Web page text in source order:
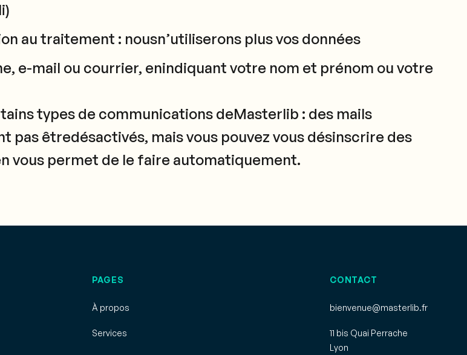
au traitement : nousn’utiliserons plus vos données
e-mail ou courrier, enindiquant votre nom et prénom ou votre
types de communications deMasterlib : des mails
êtredésactivés, mais vous pouvez vous désinscrire des
vous permet de le faire automatiquement.
PAGES
À propos
Services
CONTACT
bienvenue@masterlib.fr
11 bis Quai Perrache
Lyon